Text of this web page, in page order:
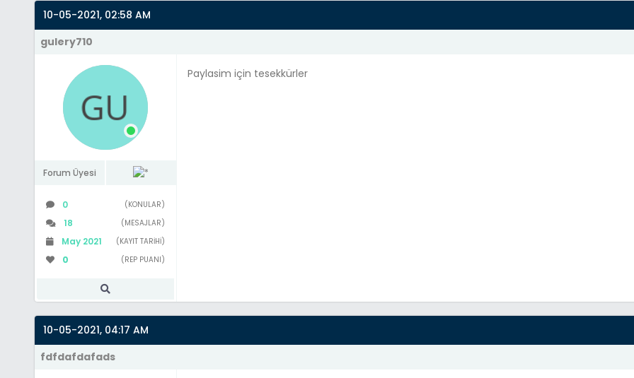
10-05-2021, 02:58 AM
gulery710
Forum Üyesi
0 (KONULAR)
18 (MESAJLAR)
May 2021 (KAYIT TARIHI)
0 (REP PUANI)
Paylasim için tesekkürler
10-05-2021, 04:17 AM
fdfdafdafads